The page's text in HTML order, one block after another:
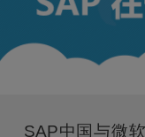
SAP中国与微